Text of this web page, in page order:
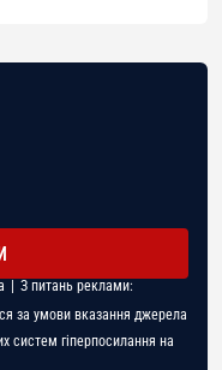
| З питань реклами:
за умови вказання джерела
систем гіперпосилання на